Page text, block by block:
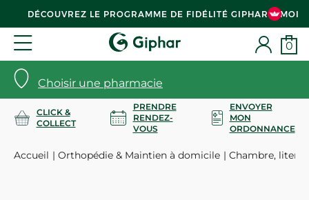
DÉCOUVREZ LE PROGRAMME DE FIDÉLITÉ GIPHAR & MOI
Choisir une pharmacie
0
CLICK &
COLLECT
PRENDRE
RENDEZ-
VOUS
ENVOYER
MON
ORDONNANCE
Accueil Orthopédie & Maintien à domicile Chambre,